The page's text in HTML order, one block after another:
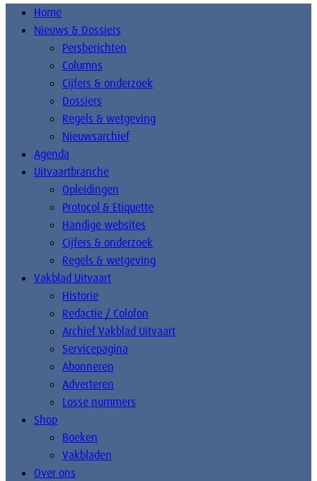
Home
Nieuws & Dossiers
Persberichten
Columns
Cijfers & onderzoek
Dossiers
Regels & wetgeving
Nieuwsarchief
Agenda
Uitvaartbranche
Opleidingen
Protocol & Etiquette
Handige websites
Cijfers & onderzoek
Regels & wetgeving
Vakblad Uitvaart
Historie
Redactie / Colofon
Archief Vakblad Uitvaart
Servicepagina
Abonneren
Adverteren
Losse nummers
Shop
Boeken
Vakbladen
Over ons